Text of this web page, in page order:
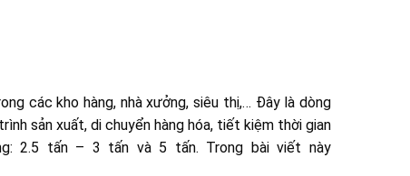
các kho hàng, nhà xưởng, siêu thị,… Đây là dòng
sản xuất, di chuyển hàng hóa, tiết kiệm thời gian
2.5 tấn – 3 tấn và 5 tấn. Trong bài viết này